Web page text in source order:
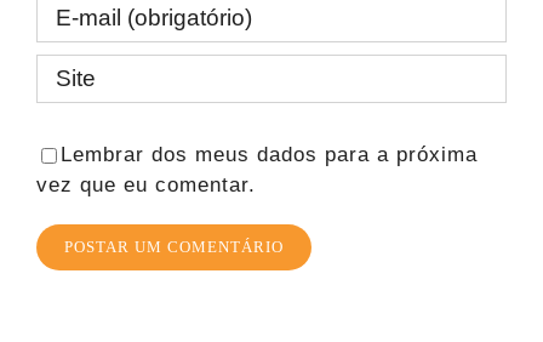
Lembrar dos meus dados para a próxima
vez que eu comentar.